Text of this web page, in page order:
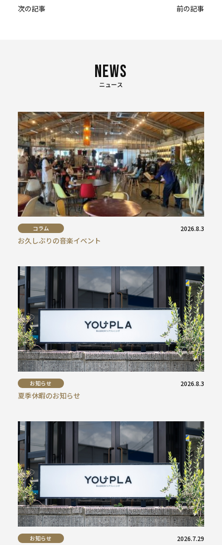
投
前の記事
次の記事
ニュース
コラム 2026.8.3
お久しぶりの音楽イベント
お知らせ 2026.8.3
夏季休暇のお知らせ
お知らせ 2026.7.29